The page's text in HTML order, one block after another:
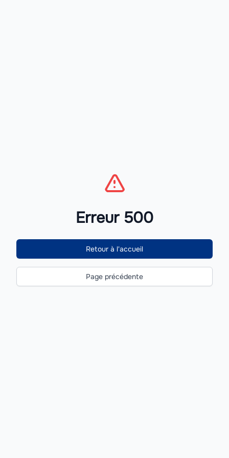
Erreur 500
Retour à l'accueil
Page précédente